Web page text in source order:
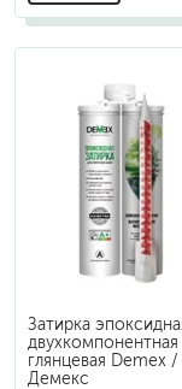
Затирка
двухкомпонентная
глянцевая Demex /
Демекс